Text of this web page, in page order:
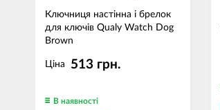
Ключниця настінна і брелок
для ключів Qualy Watch Dog
Brown
Ціна 513 грн.
В наявності